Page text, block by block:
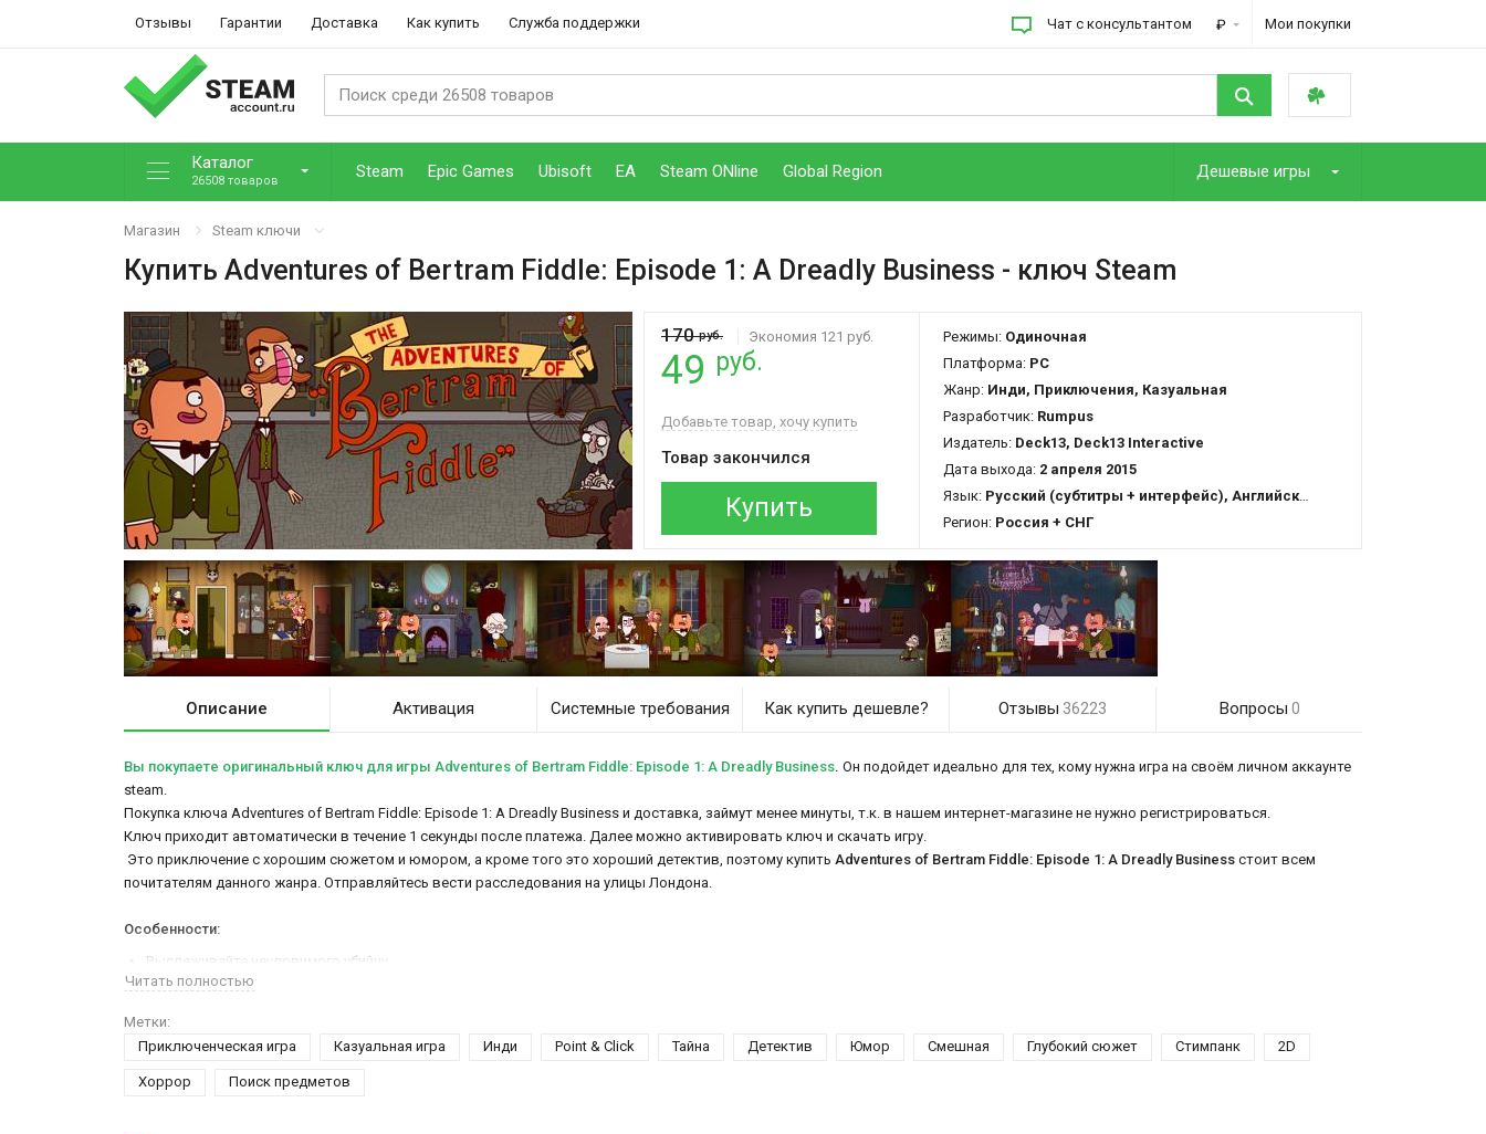
Отзывы Гарантии Доставка Как купить Служба поддержки Чат с консультантом ₽ Мои покупки
Каталог
26508 товаров Steam Epic Games Ubisoft EA Steam ONline Global Region Дешевые игры
Магазин Steam ключи
Купить Adventures of Bertram Fiddle: Episode 1: A Dreadly Business - ключ Steam
170руб. Экономия 121 руб.
49 руб.
Добавьте товар, хочу купить
Товар закончился
Купить
Режимы: Одиночная
Платформа: PC
Жанр: Инди, Приключения, Казуальная
Разработчик: Rumpus
Издатель: Deck13, Deck13 Interactive
Дата выхода: 2 апреля 2015
Язык: Русский (субтитры + интерфейс), Английский (озвучка + субтитры + интерфейс)
Регион: Россия + СНГ
Описание Активация Системные требования Как купить дешевле? Отзывы 36223 Вопросы 0
Вы покупаете оригинальный ключ для игры Adventures of Bertram Fiddle: Episode 1: A Dreadly Business. Он подойдет идеально для тех, кому нужна игра на своём личном аккаунте
steam.
Покупка ключа Adventures of Bertram Fiddle: Episode 1: A Dreadly Business и доставка, займут менее минуты, т.к. в нашем интернет-магазине не нужно регистрироваться.
Ключ приходит автоматически в течение 1 секунды после платежа. Далее можно активировать ключ и скачать игру.
Это приключение с хорошим сюжетом и юмором, а кроме того это хороший детектив, поэтому купить Adventures of Bertram Fiddle: Episode 1: A Dreadly Business стоит всем
почитателям данного жанра. Отправляйтесь вести расследования на улицы Лондона.
Особенности:
Выслеживайте неуловимого убийцу
Прогуляйтесь по таинственным улицам
Черный юмор, убийства и тайны
Более 30 мест для изучения
Читать полностью
Метки:
Приключенческая игра
Казуальная игра Инди Point & Click Тайна Детектив Юмор Смешная Глубокий сюжет Стимпанк 2D
Хоррор Поиск предметов